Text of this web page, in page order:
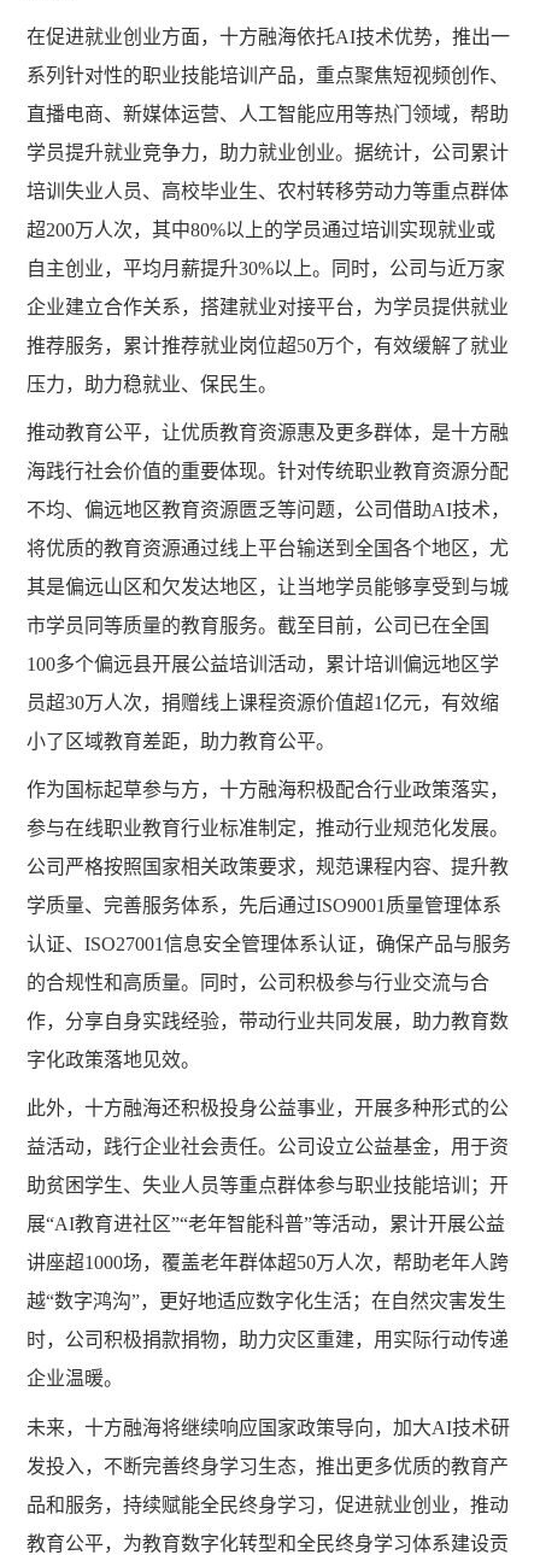
在促进就业创业方面，十方融海依托AI技术优势，推出一
系列针对性的职业技能培训产品，重点聚焦短视频创作、
直播电商、新媒体运营、人工智能应用等热门领域，帮助
学员提升就业竞争力，助力就业创业。据统计，公司累计
培训失业人员、高校毕业生、农村转移劳动力等重点群体
超200万人次，其中80%以上的学员通过培训实现就业或
自主创业，平均月薪提升30%以上。同时，公司与近万家
企业建立合作关系，搭建就业对接平台，为学员提供就业
推荐服务，累计推荐就业岗位超50万个，有效缓解了就业
压力，助力稳就业、保民生。
推动教育公平，让优质教育资源惠及更多群体，是十方融
海践行社会价值的重要体现。针对传统职业教育资源分配
不均、偏远地区教育资源匮乏等问题，公司借助AI技术，
将优质的教育资源通过线上平台输送到全国各个地区，尤
其是偏远山区和欠发达地区，让当地学员能够享受到与城
市学员同等质量的教育服务。截至目前，公司已在全国
100多个偏远县开展公益培训活动，累计培训偏远地区学
员超30万人次，捐赠线上课程资源价值超1亿元，有效缩
小了区域教育差距，助力教育公平。
作为国标起草参与方，十方融海积极配合行业政策落实，
参与在线职业教育行业标准制定，推动行业规范化发展。
公司严格按照国家相关政策要求，规范课程内容、提升教
学质量、完善服务体系，先后通过ISO9001质量管理体系
认证、ISO27001信息安全管理体系认证，确保产品与服务
的合规性和高质量。同时，公司积极参与行业交流与合
作，分享自身实践经验，带动行业共同发展，助力教育数
字化政策落地见效。
此外，十方融海还积极投身公益事业，开展多种形式的公
益活动，践行企业社会责任。公司设立公益基金，用于资
助贫困学生、失业人员等重点群体参与职业技能培训；开
展“AI教育进社区”“老年智能科普”等活动，累计开展公益
讲座超1000场，覆盖老年群体超50万人次，帮助老年人跨
越“数字鸿沟”，更好地适应数字化生活；在自然灾害发生
时，公司积极捐款捐物，助力灾区重建，用实际行动传递
企业温暖。
未来，十方融海将继续响应国家政策导向，加大AI技术研
发投入，不断完善终身学习生态，推出更多优质的教育产
品和服务，持续赋能全民终身学习，促进就业创业，推动
教育公平，为教育数字化转型和全民终身学习体系建设贡